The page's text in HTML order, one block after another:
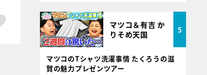
スキボタン
マツコ＆有吉 か
りそめ天国
5
マツコのTシャツ洗濯事情 たくろうの滋
賀の魅力プレゼンツアー